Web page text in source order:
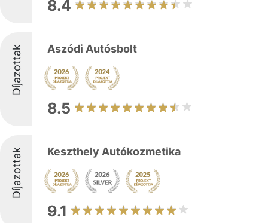
8.4
Díjazottak Aszódi Autósbolt
8.5
Díjazottak Keszthely Autókozmetika
9.1